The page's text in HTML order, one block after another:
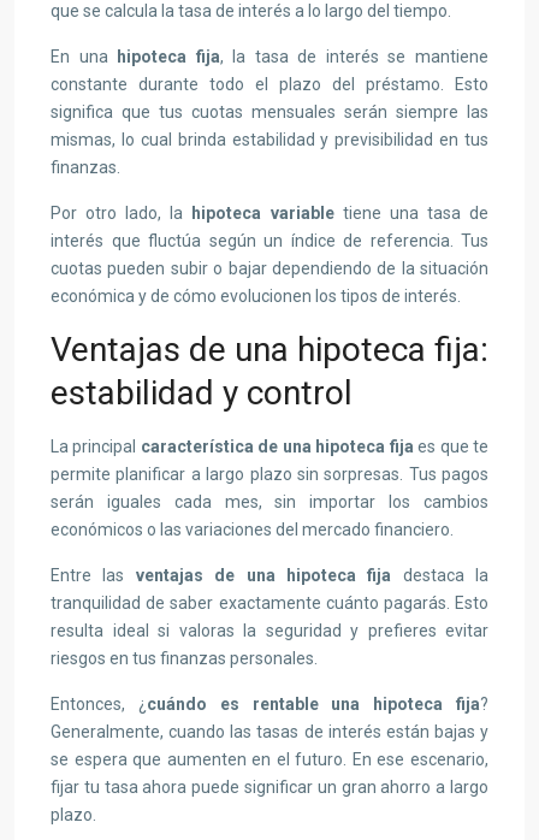
que se calcula la tasa de interés a lo largo del tiempo.
En una hipoteca fija, la tasa de interés se mantiene
constante durante todo el plazo del préstamo. Esto
significa que tus cuotas mensuales serán siempre las
mismas, lo cual brinda estabilidad y previsibilidad en tus
finanzas.
Por otro lado, la hipoteca variabletiene una tasa de
interés que fluctúa según un índice de referencia. Tus
cuotas pueden subir o bajar dependiendo de la situación
económica y de cómo evolucionen los tipos de interés.
Ventajas de una hipoteca fija:
estabilidad y control
La principal característica de una hipoteca fija es que te
permite planificar a largo plazo sin sorpresas. Tus pagos
serán iguales cada mes, sin importar los cambios
económicos o las variaciones del mercado financiero.
Entre las ventajas de una hipoteca fija destaca la
tranquilidad de saber exactamente cuánto pagarás. Esto
resulta ideal si valoras la seguridad y prefieres evitar
riesgos en tus finanzas personales.
Entonces, ¿ cuándo es rentable una hipoteca fija?
Generalmente, cuando las tasas de interés están bajas y
se espera que aumenten en el futuro. En ese escenario,
fijar tu tasa ahora puede significar un gran ahorro a largo
plazo.